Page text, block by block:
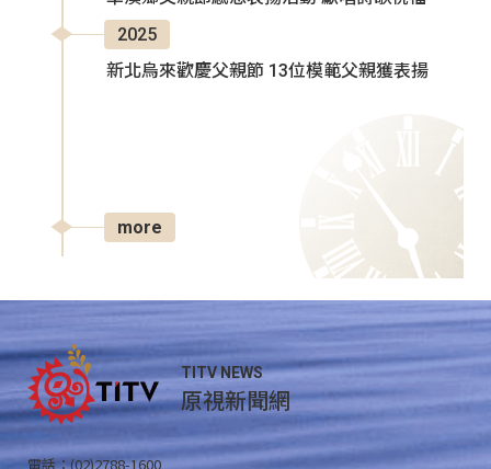
2025
新北烏來歡慶父親節 13位模範父親獲表揚
more
TITV NEWS
原視新聞網
電話：(02)2788-1600